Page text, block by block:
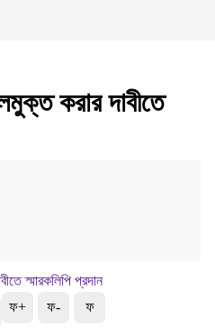
করার দাবীতে
ফ+ ফ- ফ